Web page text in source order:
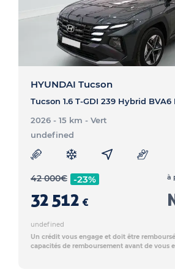
HYUNDAI Tucson
2026 - 15 km - Vert
undefined
42 000€ -23%
32 512 €
à
undefined
Un crédit vous engage et doit être
capacités de remboursement avant de vous